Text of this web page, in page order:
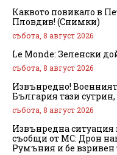
Каквото повикало в
Пловдив! (Снимки)
събота, 8 август 2026
Le Monde: Зеленски
събота, 8 август 2026
Извънредно!
България тази сутрин,
събота, 8 август 2026
Извънредна
съобщи от МС: Дрон
Румъния и бе взривен